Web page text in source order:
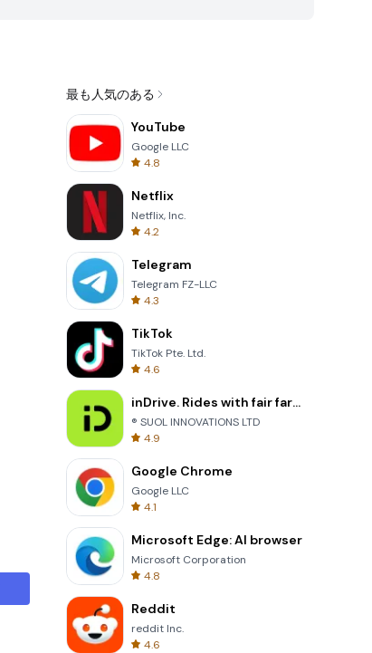
最も人気のある
YouTube
Google LLC
4.8
Netflix
Netflix, Inc.
4.2
Telegram
Telegram FZ-LLC
4.3
TikTok
TikTok Pte. Ltd.
4.6
inDrive. Rides with fair fares
® SUOL INNOVATIONS LTD
4.9
Google Chrome
Google LLC
4.1
Microsoft Edge: AI browser
Microsoft Corporation
4.8
Reddit
reddit Inc.
4.6